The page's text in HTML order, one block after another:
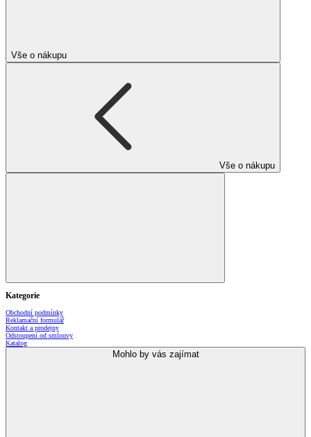
Vše o nákupu
Vše o nákupu
Kategorie
Obchodní podmínky
Reklamační formulář
Kontakt a prodejny
Odstoupení od smlouvy
Katalog
Mohlo by vás zajímat